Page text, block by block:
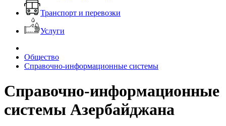
Транспорт и перевозки
Услуги
Общество
Справочно-информационные системы
Справочно-информационные
системы Азербайджана